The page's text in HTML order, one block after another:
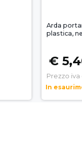
Arda
plastica,
€
Prezzo iva
In